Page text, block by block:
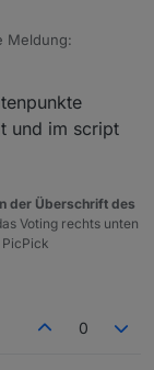
Meldung:
und im script
der Überschrift des
Voting rechts unten
PicPick
0